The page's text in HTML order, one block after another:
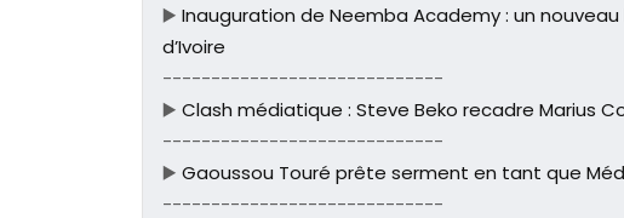
▶️ Inauguration de Neemba Academy : un
d’Ivoire
-----------------------------
▶️ Clash médiatique : Steve Beko recadre Marius
-----------------------------
▶️ Gaoussou Touré prête serment en tant que
-----------------------------